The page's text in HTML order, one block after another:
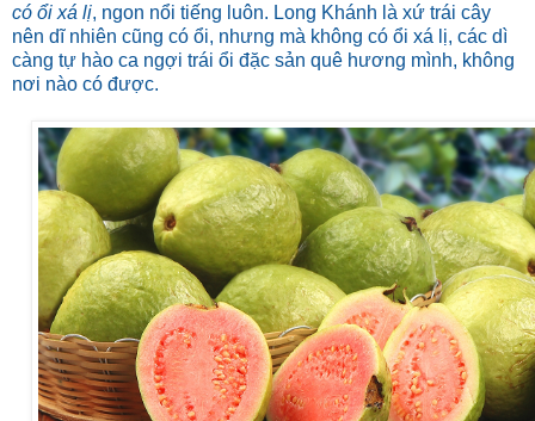
có ổi xá lị, ngon nổi tiếng luôn. Long Khánh là xứ trái cây
nên dĩ nhiên cũng có ổi, nhưng mà không có ổi xá lị, các dì
càng tự hào ca ngợi trái ổi đặc sản quê hương mình, không
nơi nào có được.